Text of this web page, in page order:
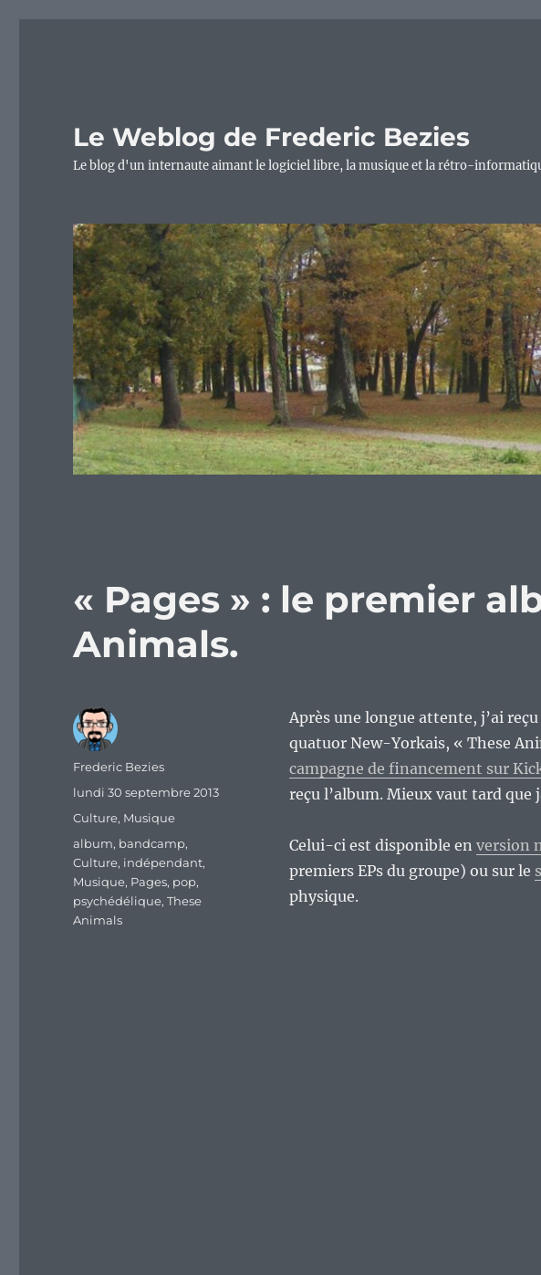
Le Weblog de Frederic Bezies
Le blog d'un internaute aimant le logiciel libre, la musique et la rétro-
« Pages » : le premier
Animals.
Après une longue attente, j’ai
quatuor New-Yorkais, « These
campagne de financement sur
reçu l’album. Mieux vaut tard que
Celui-ci est disponible en version
premiers EPs du groupe) ou sur le
physique.
Auteur
Frederic Bezies
Publié
lundi 30 septembre 2013
Catégories
Culture, Musique
Étiquettes
album, bandcamp,
Culture, indépendant,
Musique, Pages, pop,
psychédélique,These
Animals